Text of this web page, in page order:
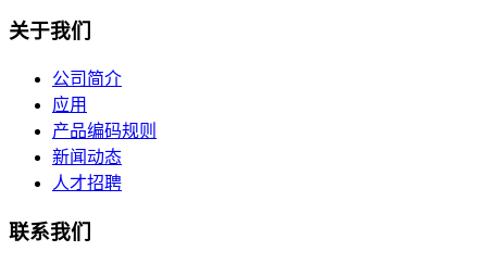
关于我们
公司简介
应用
产品编码规则
新闻动态
人才招聘
联系我们